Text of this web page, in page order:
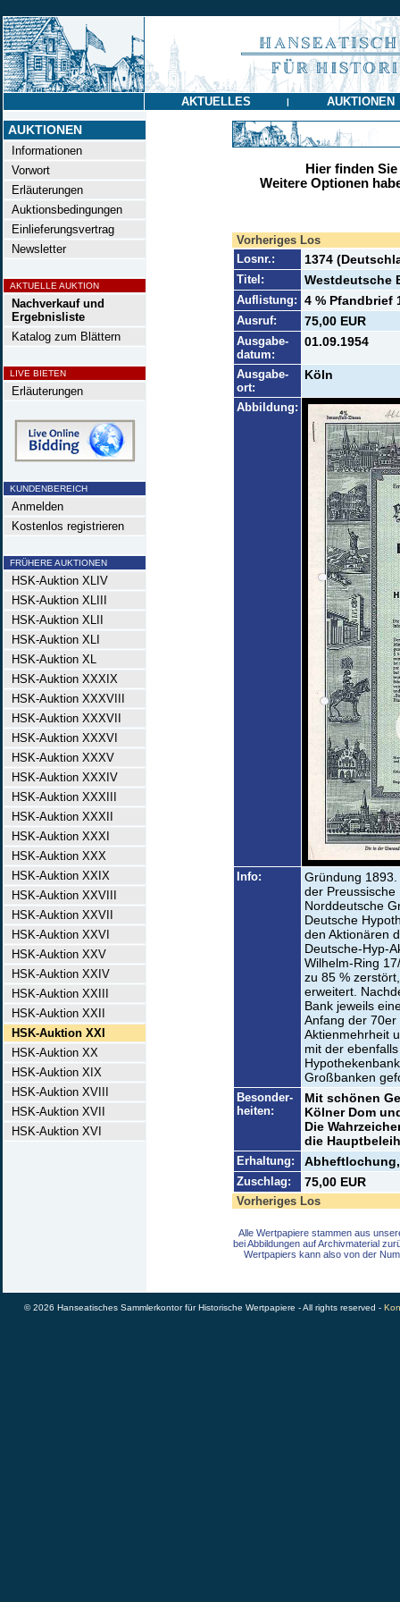
AKTUELLES | AUKTIONEN
AUKTIONEN
Informationen
Vorwort
Erläuterungen
Auktionsbedingungen
Einlieferungsvertrag
Newsletter
AKTUELLE AUKTION
Nachverkauf und
Ergebnisliste
Katalog zum Blättern
LIVE BIETEN
Erläuterungen
KUNDENBEREICH
Anmelden
Kostenlos registrieren
FRÜHERE AUKTIONEN
HSK-Auktion XLIV
HSK-Auktion XLIII
HSK-Auktion XLII
HSK-Auktion XLI
HSK-Auktion XL
HSK-Auktion XXXIX
HSK-Auktion XXXVIII
HSK-Auktion XXXVII
HSK-Auktion XXXVI
HSK-Auktion XXXV
HSK-Auktion XXXIV
HSK-Auktion XXXIII
HSK-Auktion XXXII
HSK-Auktion XXXI
HSK-Auktion XXX
HSK-Auktion XXIX
HSK-Auktion XXVIII
HSK-Auktion XXVII
HSK-Auktion XXVI
HSK-Auktion XXV
HSK-Auktion XXIV
HSK-Auktion XXIII
HSK-Auktion XXII
HSK-Auktion XXI
HSK-Auktion XX
HSK-Auktion XIX
HSK-Auktion XVIII
HSK-Auktion XVII
HSK-Auktion XVI
Hier finden
Weitere Optionen
Vorheriges Los
Losnr.:
1374
Titel: Westdeutsche
Auflistung: 4 % Pfandbrief
Ausruf: 75,00 EUR
Ausgabe-
datum:
01.09.1954
Ausgabe-
ort:
Köln
Abbildung:
Info:
Gründung
der Preussische
Norddeutsche
Deutsche
den Aktionären
Deutsche-Hyp-
Wilhelm-Ring
zu 85 %
erweitert.
Bank jeweils
Anfang der
Aktienmehrheit
mit der
Großbanken
Besonder-
heiten:
Mit schönen
Kölner Dom
Die
die
Erhaltung:
Zuschlag: 75,00 EUR
Vorheriges Los
Alle Wertpapiere stammen aus
bei Abbildungen auf Archivmaterial
Wertpapiers kann also von der
© 2026 Hanseatisches Sammlerkontor für Historische Wertpapiere - All rights reserved -